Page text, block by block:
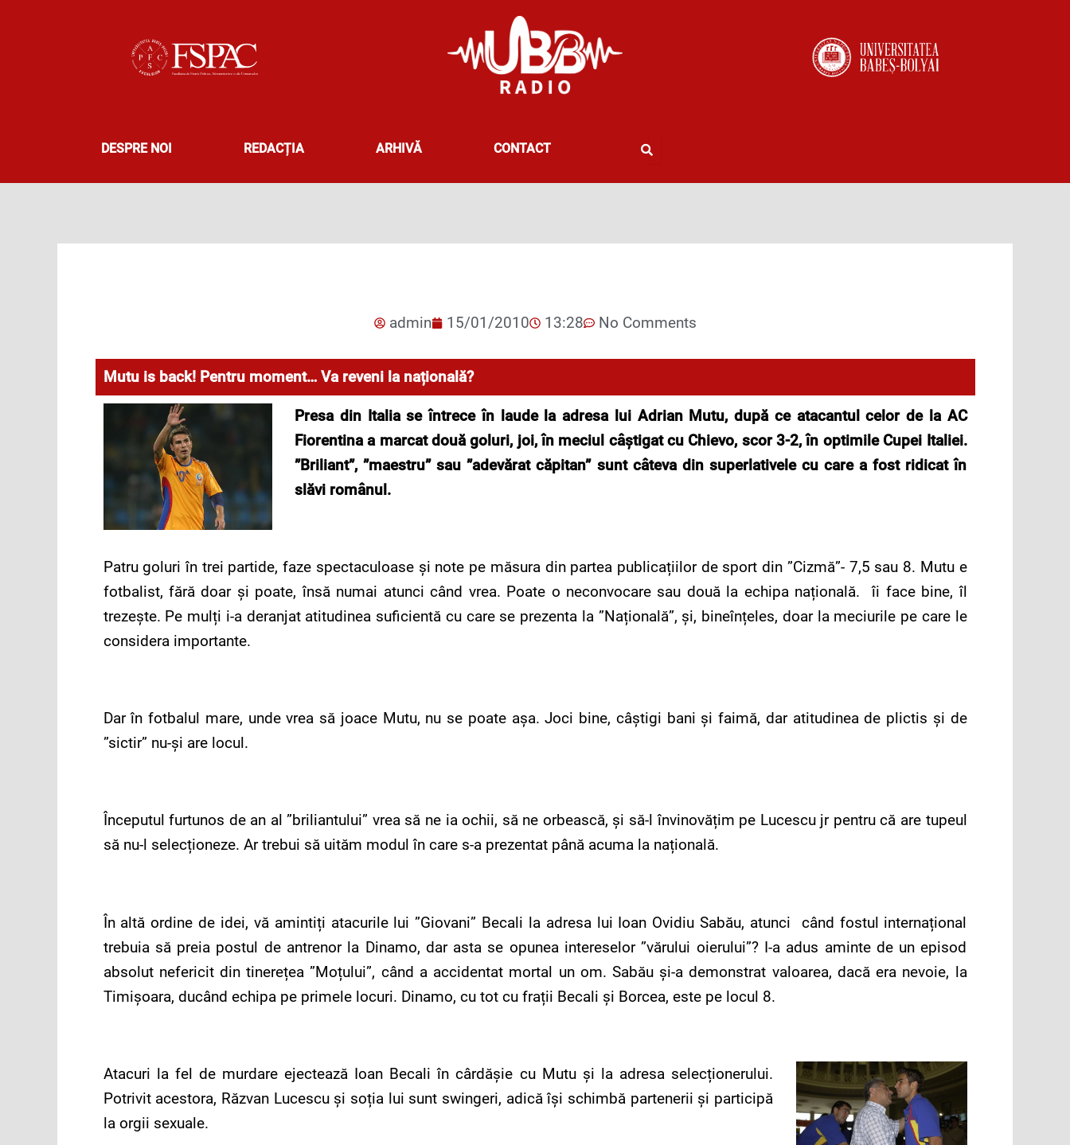
DESPRE NOI REDACȚIA ARHIVĂ CONTACT
admin 15/01/2010 13:28 No Comments
Mutu is back! Pentru moment… Va reveni la națională?
Presa din Italia seîntrece în laude la adresa lui Adrian Mutu, după ce atacantul celor de la AC
Fiorentinaa marcat două goluri, joi, în meciul câştigat cu Chievo, scor 3-2, în optimile Cupei Italiei.
”Briliant”, ”maestru” sau ”adevărat căpitan” sunt câteva din superlativele cu care a fost ridicat în
slăvi românul.
Patru goluri în trei partide, faze spectaculoase și note pe măsura din partea publicațiilor de sport din ”Cizmă”- 7,5 sau 8. Mutu e
fotbalist, fără doar și poate, însă numai atunci când vrea. Poate o neconvocare sau două la echipa națională. îi face bine, îl
trezește. Pe mulți i-a deranjat atitudinea suficientă cu care se prezenta la ”Națională”, și, bineînțeles, doar la meciurile pe care le
considera importante.
Dar în fotbalul mare, unde vrea să joace Mutu, nu se poate așa. Joci bine, câștigi bani și faimă, dar atitudinea de plictis și de
”sictir” nu-și are locul.
Începutul furtunos de an al ”briliantului” vrea să ne ia ochii, să ne orbească, și să-l învinovățim pe Lucescu jr pentru că are tupeul
să nu-l selecționeze. Ar trebui să uităm modul în care s-a prezentat până acuma la națională.
În altă ordine de idei, vă amintiți atacurile lui ”Giovani” Becali la adresa lui Ioan Ovidiu Sabău, atunci când fostul internațional
trebuia să preia postul de antrenor la Dinamo, dar asta se opunea intereselor ”vărului oierului”? I-a adus aminte de un episod
absolut nefericit din tinerețea ”Moțului”, când a accidentat mortal un om. Sabău și-a demonstrat valoarea, dacă era nevoie, la
Timișoara, ducând echipa pe primele locuri. Dinamo, cu tot cu frații Becali și Borcea, este pe locul 8.
Atacuri la fel de murdare ejectează Ioan Becali în cârdășie cu Mutu și la adresa selecționerului.
Potrivit acestora, Răzvan Lucescu și soția lui sunt swingeri, adică își schimbă partenerii și participă
la orgii sexuale.